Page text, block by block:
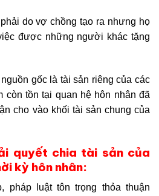
do vợ chồng tạo ra nhưng họ
được những người khác tặng
gốc là tài sản riêng của các
còn tồn tại quan hệ hôn nhân đã
cho vào khối tài sản chung của
quyết chia tài sản của
kỳ hôn nhân:
pháp luật tôn trọng thỏa thuận